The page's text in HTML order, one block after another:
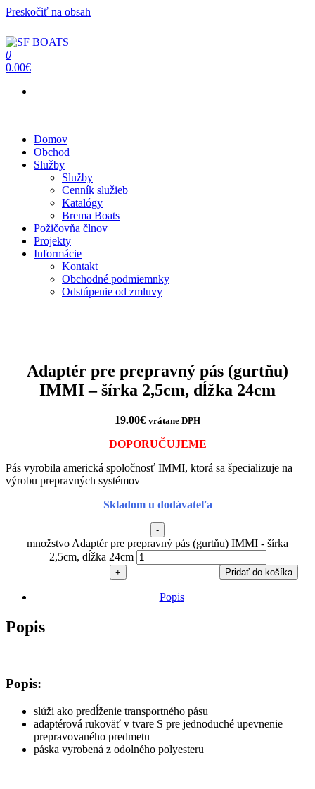
Preskočiť na obsah
SF BOATS
Predaj, oprava, servis člnov a lodí
0
0.00€
Domov
Obchod
Služby
Služby
Cenník služieb
Katalógy
Brema Boats
Požičovňa člnov
Projekty
Informácie
Kontakt
Obchodné podmiemnky
Odstúpenie od zmluvy
Adaptér pre prepravný pás (gurtňu)
IMMI – šírka 2,5cm, dĺžka 24cm
19.00€ vrátane DPH
DOPORUČUJEME
Pás vyrobila americká spoločnosť IMMI, ktorá sa špecializuje na
výrobu prepravných systémov
Skladom u dodávateľa
-
množstvo Adaptér pre prepravný pás (gurtňu) IMMI - šírka
2,5cm, dĺžka 24cm
+ Pridať do košíka
Popis
Popis
Popis:
slúži ako predĺženie transportného pásu
adaptérová rukoväť v tvare S pre jednoduché upevnenie
prepravovaného predmetu
páska vyrobená z odolného polyesteru